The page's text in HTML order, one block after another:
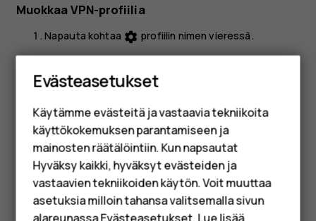
Älypuhelimet
Perinteiset puhelimet
Lisävarusteet
HMD Terra M
Yrityksille
Tabletit
Muokkaa VPN-profiilia
Napauta kohtaa settings profiilin nimen vieressä.
Muuta tarvittavat tiedot.
Poista VPN-profiili
Napauta kohtaasettingsprofiilin nimen vieressä.
Napauta
UNOHDA.
Evästeasetukset
Käytämme evästeitä ja vastaavia tekniikoita
käyttökokemuksen parantamiseen ja
mainosten räätälöintiin. Kun napsautat
Hyväksy kaikki, hyväksyt evästeiden ja
vastaavien tekniikoiden käytön. Voit muuttaa
asetuksia milloin tahansa valitsemalla sivun
alareunassa Evästeasetukset. Lue lisää